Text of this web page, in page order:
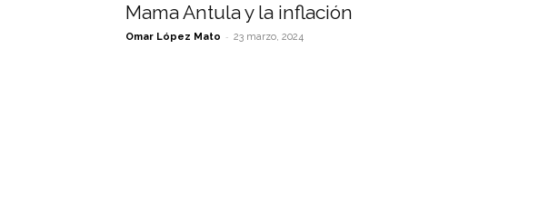
Mama Antula y la inflación
Omar López Mato - 23 marzo, 2024